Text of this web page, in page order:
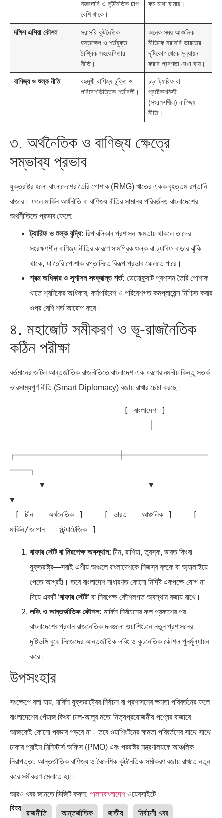
নজরদারি ও কূটনৈতিক চাপ
বেশি থাকে।
কম মাথা ঘামায়।
দক্ষিণ এশিয়া কৌশল
সরাসরি কূটনৈতিক
হস্তক্ষেপ ও শর্তযুক্ত
বৈশ্বিক সহযোগিতার
নীতি।
অনেক সময় আঞ্চলিক
নীতিকে সরাসরি ভারতের
দৃষ্টিকোণ থেকে মূল্যায়ন
করার প্রবণতা দেখা যায়।
বাণিজ্য ও শুল্ক নীতি
বহুমুখী বাণিজ্য চুক্তি ও
পরিবেশভিত্তিক শর্তাবলী।
চড়া ট্যারিফ বা
প্রটেকশনিস্ট
(সংরক্ষণশীল) বাণিজ্য
নীতি।
৩. অর্থনৈতিক ও বাণিজ্য ক্ষেত্রে
সম্ভাব্য প্রভাব
যুক্তরাষ্ট্র হলো বাংলাদেশের তৈরি পোশাক (RMG) খাতের একক বৃহত্তম রপ্তানি
বাজার। ফলে মার্কিন অর্থনীতি বা বাণিজ্য নীতির সামান্য পরিবর্তনও বাংলাদেশের
অর্থনীতিতে প্রভাব ফেলে:
ট্যারিফ ও শুল্ক বৃদ্ধি: রিপাবলিকান প্রশাসন ক্ষমতায় থাকলে তাদের
সংরক্ষণশীল বাণিজ্য নীতির কারণে সামগ্রিক শুল্ক বা ট্যারিফ বাড়ার ঝুঁকি
থাকে, যা তৈরি পোশাক রপ্তানিতে বিরূপ প্রভাব ফেলতে পারে।
শ্রম অধিকার ও সুশাসন সংক্রান্ত শর্ত: ডেমোক্র্যাট প্রশাসন তৈরি পোশাক
খাতে শ্রমিকের অধিকার, কর্মপরিবেশ ও পরিবেশগত কমপ্লায়েন্স নিশ্চিত করার
ওপর বেশি শর্ত আরোপ করে।
৪. মহাজোট সমীকরণ ও ভূ-রাজনৈতিক
কঠিন পরীক্ষা
বর্তমানের জটিল আন্তর্জাতিক রাজনীতিতে বাংলাদেশ এক ধরণের নমনীয় কিন্তু সতর্ক
ভারসাম্যপূর্ণ নীতি (Smart Diplomacy) বজায় রাখার চেষ্টা করছে।
┌─────────────────────┼─────────────────
────┐
▼
বাফার স্টেট বা নিরপেক্ষ অবস্থান: চীন, রাশিয়া, তুরস্ক, ভারত কিংবা
যুক্তরাষ্ট্র—সবাই এশীয় অঞ্চলে বাংলাদেশকে নিজস্ব ব্লকে বা অ্যালাইয়ে
পেতে আগ্রহী। তবে বাংলাদেশ সাধারণত কোনো নির্দিষ্ট একপক্ষে যোগ না
দিয়ে একটি ‘বাফার স্টেট’ বা নিরপেক্ষ কৌশলগত অবস্থান বজায় রাখে।
লবিং ও আন্তর্জাতিক কৌশল: মার্কিন নির্বাচনের ফল প্রকাশের পর
বাংলাদেশের প্রধান রাজনৈতিক দলগুলো ওয়াশিংটনে নতুন প্রশাসনের
দৃষ্টিভঙ্গি বুঝে নিজেদের আন্তর্জাতিক লবিং ও কূটনৈতিক কৌশল পুনর্মূল্যায়ন
করে।
উপসংহার
সংক্ষেপে বলা যায়, মার্কিন যুক্তরাষ্ট্রের নির্বাচন বা প্রশাসনের ক্ষমতা পরিবর্তনের ফলে
বাংলাদেশের পেঁয়াজ কিংবা চাল-আলুর মতো নিত্যপ্রয়োজনীয় পণ্যের বাজারে
আজকেই কোনো প্রভাব পড়বে না। তবে ওয়াশিংটনের ক্ষমতা পরিবর্তনের সাথে সাথে
ঢাকার প্রাইম মিনিস্টার্স অফিস (PMO) এবং পররাষ্ট্র মন্ত্রণালয়কে আঞ্চলিক
নিরাপত্তা, আন্তর্জাতিক বাণিজ্য ও বৈদেশিক কূটনৈতিক সমীকরণ বজায় রাখতে নতুন
করে সমীকরণ মেলাতে হয়।
আরও খবর জানতে ভিজিট করুন: পালসবাংলাদেশওয়েবসাইটে।
বিষয়ঃ রাজনীতি আন্তর্জাতিক জাতীয় নির্বাচনী খবর